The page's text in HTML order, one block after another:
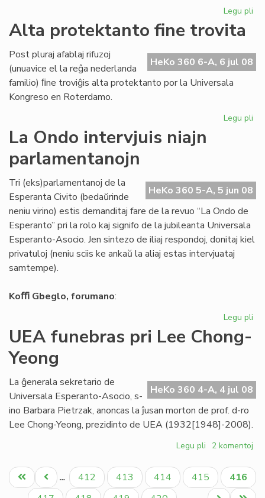
Legu pli
la
Alta protektanto fine trovita
HeKo 360 6-A, 6 jul 08
Post pluraj afablaj rifuzoj
(unuavice el la reĝa nederlanda
familio) ﬁne troviĝis alta protektanto por la Universala
Kongreso en Roterdamo.
Legu pli
La Ondo intervjuis niajn
parlamentanojn
HeKo 360 5-A, 5 jun 08
Tri (eks)parlamentanoj de la
Esperanta Civito (bedaŭrinde
neniu virino) estis demanditaj fare de la revuo “La Ondo de
Esperanto” pri la rolo kaj signifo de la jubileanta Universala
Esperanto-Asocio. Jen sintezo de iliaj respondoj, donitaj kiel
privatuloj (neniu sciis ke ankaŭ la aliaj estas intervjuataj
samtempe).
Koﬃ Gbeglo, forumano:
Legu pli
UEA funebras pri Lee Chong-
Yeong
HeKo 360 4-A, 4 jul 08
La ĝenerala sekretario de
Universala Esperanto-Asocio, s-
ino Barbara Pietrzak, anoncas la ĵusan morton de prof. d-ro
Lee Chong-Yeong, prezidinto de UEA (1932[1948]-2008).
Legu pli pri
funebras
pri
Lee
2 komentoj
Pagination
Unua
paĝo
Antaŭa
paĝo
… Paĝo
412 Paĝo
413 Paĝo
414 Paĝo
415
Aktuala
paĝo
416